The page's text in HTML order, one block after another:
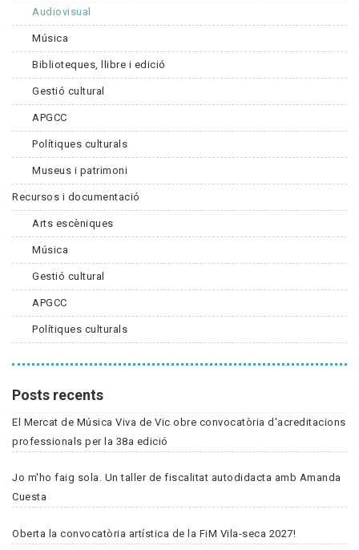
Audiovisual
Música
Biblioteques, llibre i edició
Gestió cultural
APGCC
Polítiques culturals
Museus i patrimoni
Recursos i documentació
Arts escèniques
Música
Gestió cultural
APGCC
Polítiques culturals
Posts recents
El Mercat de Música Viva de Vic obre convocatòria d'acreditacions
professionals per la 38a edició
Jo m'ho faig sola. Un taller de fiscalitat autodidacta amb Amanda
Cuesta
Oberta la convocatòria artística de la FiM Vila-seca 2027!